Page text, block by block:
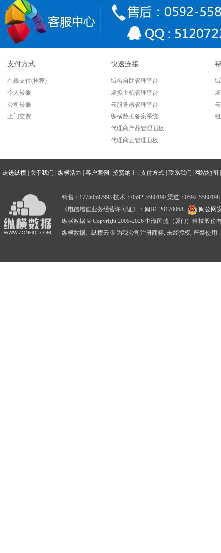
支付方式
在线支付(推荐)
个人转账
公司转账
上门交费
快速连接
域名自助管理平台
虚拟主机管理平台
云服务器管理平台
纵横数据备案系统
代理商产品管理面板
代理商云管理面板
走进纵横 关于我们 纵横活力 客户案例 招贤纳士 支付方式 联系我们 网站地图
销售：17750597993 技术：0592-5580190 渠道：0592-5580198
《电信增值业务经营许可证》：闽B1-20170068
闽公网
纵横数据 © Copyright 2005-2026 中海国盛（厦门）科技股份
纵横数据、纵横云 ® 为我公司注册商标, 未经授权, 严禁使用